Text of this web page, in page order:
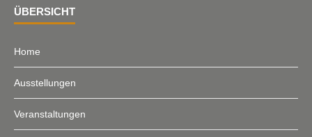
ÜBERSICHT
Home
Ausstellungen
Veranstaltungen